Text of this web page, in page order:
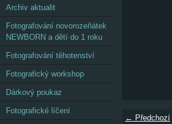
← Předchozí
Archiv aktualit
Fotografování novorozeňátek
NEWBORN a dětí do 1 roku
Fotografování těhotenství
Fotografický workshop
Dárkový poukaz
Fotografické líčení